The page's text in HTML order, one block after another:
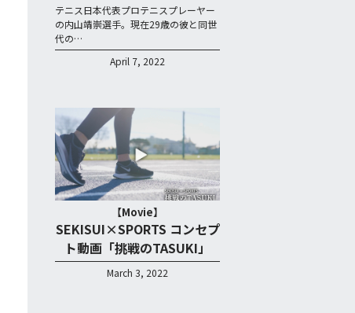
テニス日本代表プロテニスプレーヤー
の内山靖崇選手。現在29歳の彼と同世
代の…
April 7, 2022
【Movie】
SEKISUI×SPORTS コンセプ
ト動画「挑戦のTASUKI」
March 3, 2022